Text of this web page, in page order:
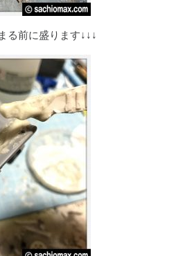
る前に盛ります↓↓↓